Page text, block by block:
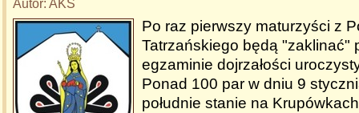
Autor: AKS
Po raz pierwszy maturzyści z
Tatrzańskiego będą "zaklinać"
egzaminie dojrzałości
Ponad 100 par w dniu 9
południe stanie na